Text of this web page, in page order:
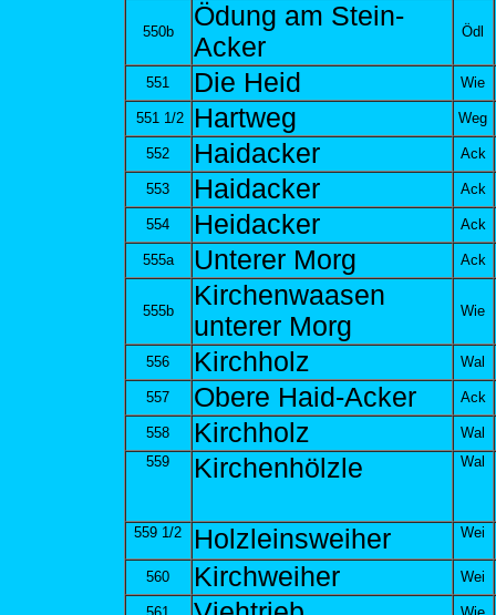
550b
Ödung am Stein-
Acker
Ödl
551 Die Heid Wie
551 1/2 Hartweg Weg
552 Haidacker Ack
553 Haidacker Ack
554 Heidacker Ack
555a Unterer Morg Ack
555b
Kirchenwaasen
unterer Morg
Wie
556 Kirchholz Wal
557 Obere Haid-Acker Ack
558 Kirchholz
Wal
559
Kirchenhölzle Wal
559 1/2 Holzleinsweiher Wei
560 Kirchweiher Wei